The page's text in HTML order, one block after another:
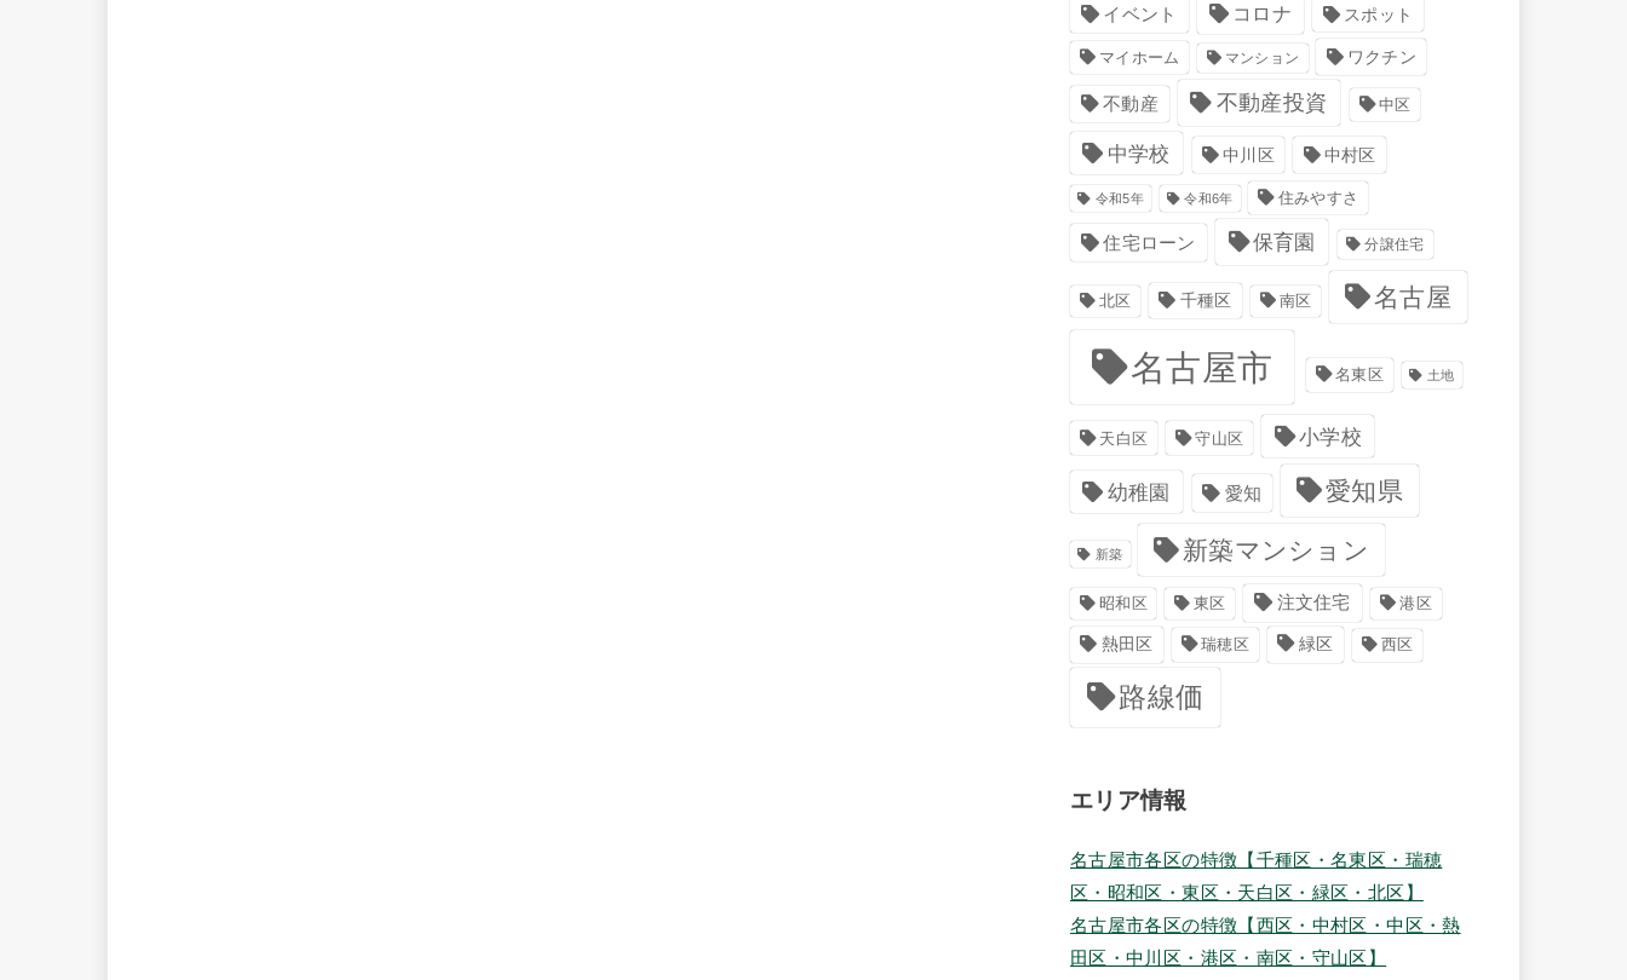
イベント コロナ スポット
マイホーム マンション ワクチン
不動産 不動産投資 中区
中学校 中川区 中村区
令和5年 令和6年 住みやすさ
住宅ローン 保育園 分譲住宅
北区 千種区 南区 名古屋
名古屋市 名東区 土地
天白区 守山区 小学校
幼稚園 愛知 愛知県
新築 新築マンション
昭和区 東区 注文住宅 港区
熱田区 瑞穂区 緑区 西区
路線価
エリア情報
名古屋市各区の特徴【千種区・名東区・瑞穂
区・昭和区・東区・天白区・緑区・北区】
名古屋市各区の特徴【西区・中村区・中区・熱
田区・中川区・港区・南区・守山区】